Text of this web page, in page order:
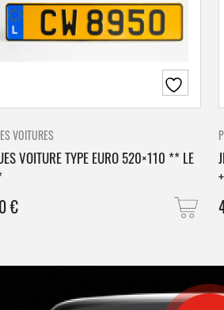
VOITURES
VOITURE TYPE EURO 520×110 ** LE
€